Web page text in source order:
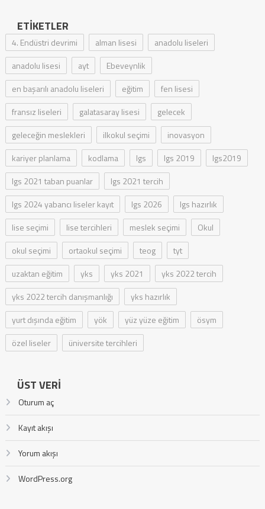
ETIKETLER
4. Endüstri devrimi alman lisesi
anadolu liseleri
anadolu lisesi
ayt
Ebeveynlik
en başarılı anadolu liseleri
eğitim
fen lisesi
fransız liseleri
galatasaray lisesi
gelecek
geleceğin meslekleri
ilkokul seçimi
inovasyon
kariyer planlama
kodlama lgs lgs 2019
lgs2019
lgs 2021 taban puanlar
lgs 2021 tercih
lgs 2024 yabancı liseler kayıt
lgs 2026
lgs hazırlık
lise seçimi
lise tercihleri meslek seçimi
Okul
okul seçimi
ortaokul seçimi teog
tyt
uzaktan eğitim
yks yks 2021
yks 2022 tercih
yks 2022 tercih danışmanlığı
yks hazırlık
yurt dışında eğitim
yök yüz yüze eğitim
ösym
özel liseler
üniversite tercihleri
ÜST VERI
Oturum aç
Kayıt akışı
Yorum akışı
WordPress.org